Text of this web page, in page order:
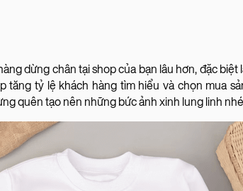
dừng chân tại shop của bạn lâu hơn, đặc biệt
tăng tỷ lệ khách hàng tìm hiểu và chọn mua
quên tạo nên những bức ảnh xinh lung linh